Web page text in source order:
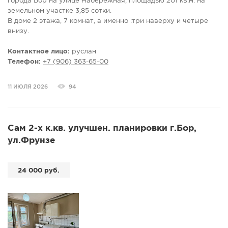
земельном участке 3,85 сотки.
В доме 2 этажа, 7 комнат, а именно :три наверху и четыре
внизу.
метра.
Комнаты большие, светлые. Окна пластиковые. На первом
Все необходимое для комфортного проживания в шаговой и
транспортной доступности.
Контактное лицо: руслан
Телефон: +7 (906) 363-65-00
11 ИЮЛЯ 2026 94
Сам 2-х к.кв. улучшен. планировки г.Бор,
ул.Фрунзе
24 000 руб.